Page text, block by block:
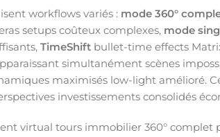
workflows variés : mode 360°
setups coûteux complexes, mode
TimeShift bullet-time effects
simultanément scènes
maximisés low-light amélioré.
investissements consolidés
virtual tours immobilier 360°